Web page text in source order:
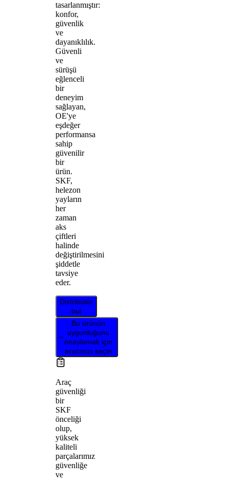
tasarlanmıştır:
konfor,
güvenlik
ve
dayanıklılık.
Güvenli
ve
sürüşü
eğlenceli
bir
deneyim
sağlayan,
OE'ye
eşdeğer
performansa
sahip
güvenilir
bir
ürün.
SKF,
helezon
yayların
her
zaman
aks
çiftleri
halinde
değiştirilmesini
şiddetle
tavsiye
eder.
Distribütör
bul
Bu ürünün
uygunluğunu
onaylamak için
aracınızı seçin
Araç
güvenliği
bir
SKF
önceliği
olup,
yüksek
kaliteli
parçalarımız
güvenliğe
ve